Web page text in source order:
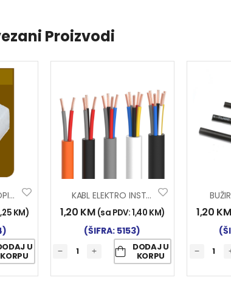
Proizvodi
PL. NAVLAKA STOPICE M 2 ST. 3202
KM)
U
KORPU
KABL ELEKTRO INST. 2×0.75
1,20 KM (sa PDV:1,40 KM)
(ŠIFRA: 5153)
DODAJ U
KORPU
1,20 KM